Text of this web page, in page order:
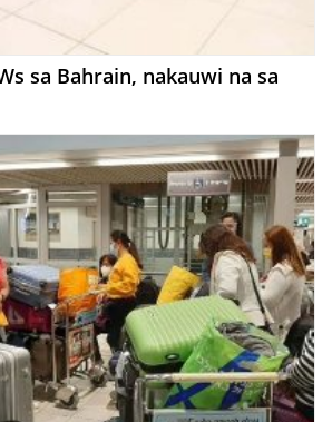
sa Bahrain, nakauwi na sa